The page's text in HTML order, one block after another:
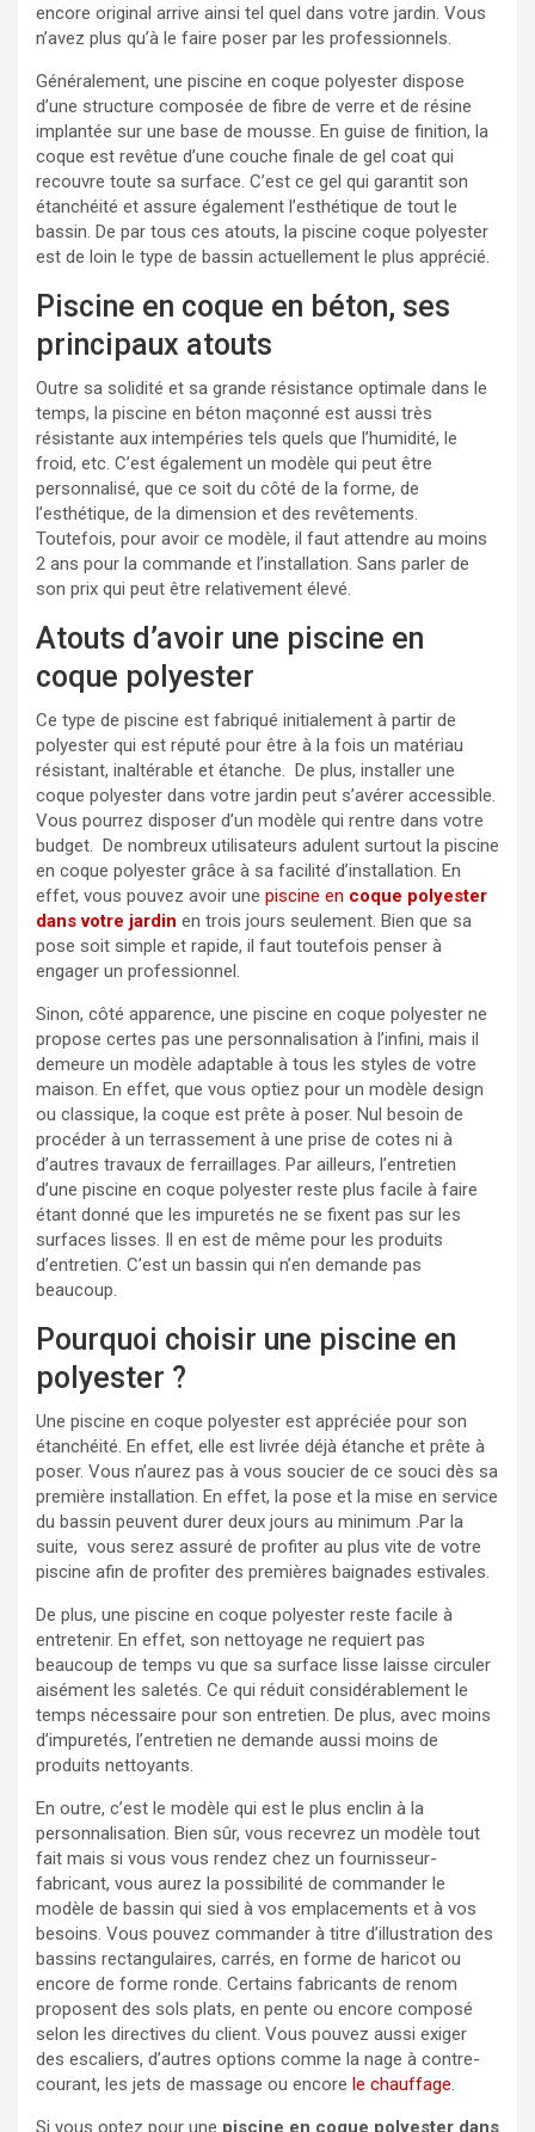
encore original arrive ainsi tel quel dans votre jardin. Vous
n’avez plus qu’à le faire poser par les professionnels.
Généralement, une piscine en coque polyester dispose
d’une structure composée de fibre de verre et de résine
implantée sur une base de mousse. En guise de finition, la
coque est revêtue d’une couche finale de gel coat qui
recouvre toute sa surface. C’est ce gel qui garantit son
étanchéité et assure également l’esthétique de tout le
bassin. De par tous ces atouts, la piscine coque polyester
est de loin le type de bassin actuellement le plus apprécié.
Piscine en coque en béton, ses
principaux atouts
Outre sa solidité et sa grande résistance optimale dans le
temps, la piscine en béton maçonné est aussi très
résistante aux intempéries tels quels que l’humidité, le
froid, etc. C’est également un modèle qui peut être
personnalisé, que ce soit du côté de la forme, de
l’esthétique, de la dimension et des revêtements.
Toutefois, pour avoir ce modèle, il faut attendre au moins
2 ans pour la commande et l’installation. Sans parler de
son prix qui peut être relativement élevé.
Atouts d’avoir une piscine en
coque polyester
Ce type de piscine est fabriqué initialement à partir de
polyester qui est réputé pour être à la fois un matériau
résistant, inaltérable et étanche. De plus, installer une
coque polyester dans votre jardin peut s’avérer accessible.
Vous pourrez disposer d’un modèle qui rentre dans votre
budget. De nombreux utilisateurs adulent surtout la piscine
en coque polyester grâce à sa facilité d’installation. En
effet, vous pouvez avoir une piscine en coque polyester
dans votre jardin en trois jours seulement. Bien que sa
pose soit simple et rapide, il faut toutefois penser à
engager un professionnel.
Sinon, côté apparence, une piscine en coque polyester ne
propose certes pas une personnalisation à l’infini, mais il
demeure un modèle adaptable à tous les styles de votre
maison. En effet, que vous optiez pour un modèle design
ou classique, la coque est prête à poser. Nul besoin de
procéder à un terrassement à une prise de cotes ni à
d’autres travaux de ferraillages. Par ailleurs, l’entretien
d’une piscine en coque polyester reste plus facile à faire
étant donné que les impuretés ne se fixent pas sur les
surfaces lisses. Il en est de même pour les produits
d’entretien. C’est un bassin qui n’en demande pas
beaucoup.
Pourquoi choisir une piscine en
polyester ?
Une piscine en coque polyester est appréciée pour son
étanchéité. En effet, elle est livrée déjà étanche et prête à
poser. Vous n’aurez pas à vous soucier de ce souci dès sa
première installation. En effet, la pose et la mise en service
du bassin peuvent durer deux jours au minimum .Par la
suite, vous serez assuré de profiter au plus vite de votre
piscine afin de profiter des premières baignades estivales.
De plus, une piscine en coque polyester reste facile à
entretenir. En effet, son nettoyage ne requiert pas
beaucoup de temps vu que sa surface lisse laisse circuler
aisément les saletés. Ce qui réduit considérablement le
temps nécessaire pour son entretien. De plus, avec moins
d’impuretés, l’entretien ne demande aussi moins de
produits nettoyants.
En outre, c’est le modèle qui est le plus enclin à la
personnalisation. Bien sûr, vous recevrez un modèle tout
fait mais si vous vous rendez chez un fournisseur-
fabricant, vous aurez la possibilité de commander le
modèle de bassin qui sied à vos emplacements et à vos
besoins. Vous pouvez commander à titre d’illustration des
bassins rectangulaires, carrés, en forme de haricot ou
encore de forme ronde. Certains fabricants de renom
proposent des sols plats, en pente ou encore composé
selon les directives du client. Vous pouvez aussi exiger
des escaliers, d’autres options comme la nage à contre-
courant, les jets de massage ou encore le chauffage.
Si vous optez pour une piscine en coque polyester dans